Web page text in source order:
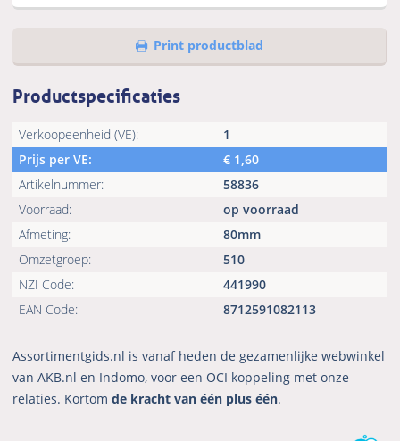
Print productblad
Productspecificaties
Verkoopeenheid (VE):
1
Prijs per VE:
€ 1,60
Artikelnummer:
58836
Voorraad:
op voorraad
Afmeting:
80mm
Omzetgroep:
510
NZI Code:
441990
EAN Code:
8712591082113
Assortimentgids.nl is vanaf heden de gezamenlijke webwinkel
van AKB.nl en Indomo, voor een OCI koppeling met onze
relaties. Kortomde kracht van één plus één.